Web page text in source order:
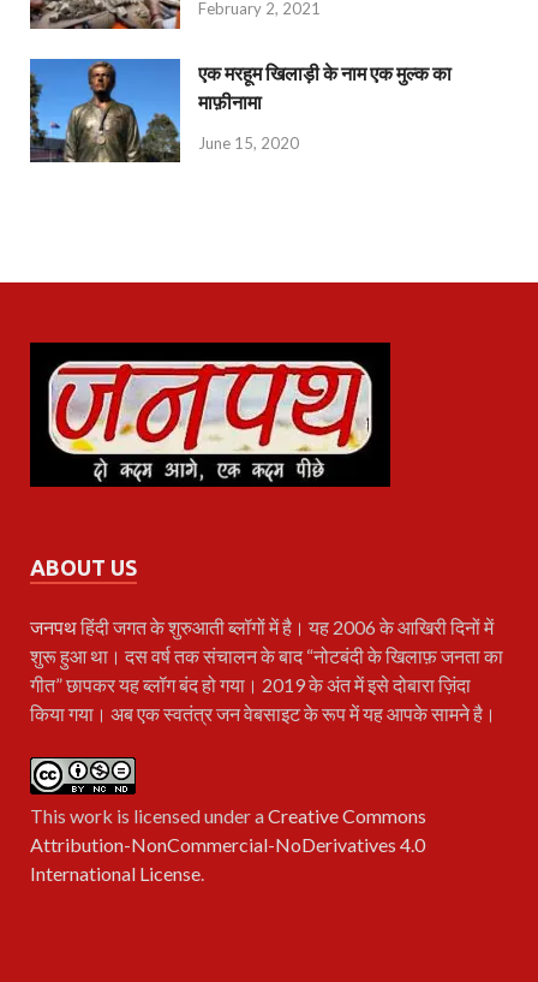
February 2, 2021
एक मरहूम खिलाड़ी के नाम एक मुल्क का
माफ़ीनामा
June 15, 2020
ABOUT US
जनपथहिंदी जगत के शुरुआती ब्लॉगों में है। यह 2006 के आखिरी दिनों में
शुरू हुआ था। दस वर्ष तक संचालन के बाद “नोटबंदी के खिलाफ़ जनता का
गीत” छापकर यह ब्लॉग बंद हो गया। 2019 के अंत में इसे दोबारा ज़िंदा
किया गया। अब एक स्वतंत्र जन वेबसाइट के रूप में यह आपके सामने है।
This work is licensed under aCreative Commons
Attribution-NonCommercial-NoDerivatives 4.0
International License.